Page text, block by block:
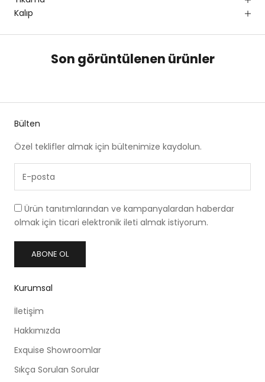
Kalıp
Son görüntülenen ürünler
Bülten
Özel teklifler almak için bültenimize kaydolun.
Ürün tanıtımlarından ve kampanyalardan haberdar
olmak için ticari elektronik ileti almak istiyorum.
ABONE OL
Kurumsal
İletişim
Hakkımızda
Exquise Showroomlar
Sıkça Sorulan Sorular